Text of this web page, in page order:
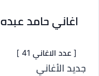
اغاني حامد عبده
[ عدد الاغاني 41 ]
جديد الأغاني